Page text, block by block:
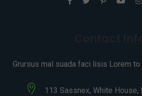
Grursus mal suada faci lisis Lorem
113 Sassnex, White House,